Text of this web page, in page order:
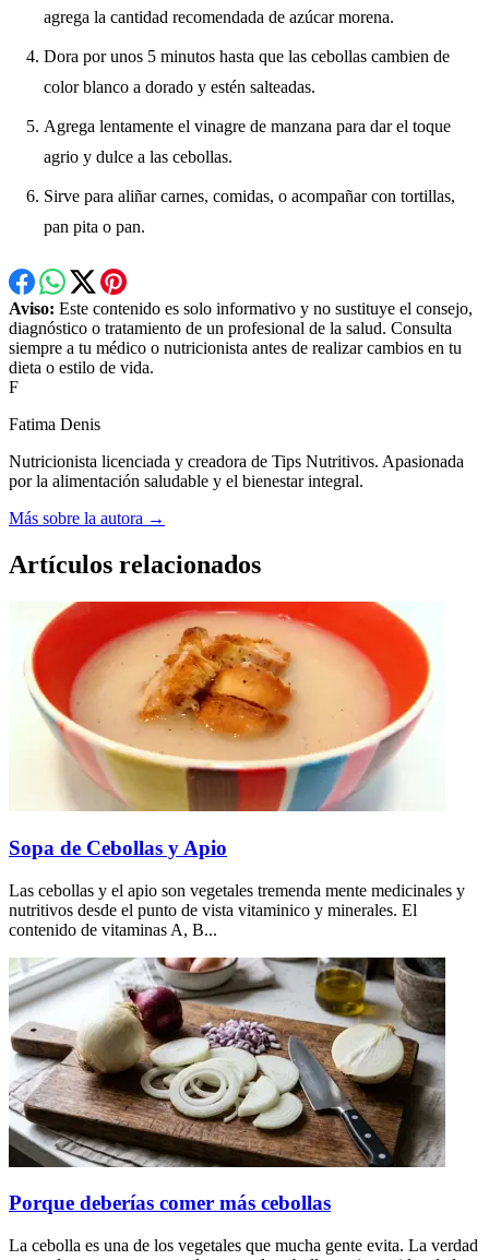
agrega la cantidad recomendada de azúcar morena.
Dora por unos 5 minutos hasta que las cebollas cambien de
color blanco a dorado y estén salteadas.
Agrega lentamente el vinagre de manzana para dar el toque
agrio y dulce a las cebollas.
Sirve para aliñar carnes, comidas, o acompañar con tortillas,
pan pita o pan.
Aviso: Este contenido es solo informativo y no sustituye el consejo,
diagnóstico o tratamiento de un profesional de la salud. Consulta
siempre a tu médico o nutricionista antes de realizar cambios en tu
dieta o estilo de vida.
F
Fatima Denis
Nutricionista licenciada y creadora de Tips Nutritivos. Apasionada
por la alimentación saludable y el bienestar integral.
Más sobre la autora →
Artículos relacionados
Sopa de Cebollas y Apio
Las cebollas y el apio son vegetales tremenda mente medicinales y
nutritivos desde el punto de vista vitaminico y minerales. El
contenido de vitaminas A, B...
Porque deberías comer más cebollas
La cebolla es una de los vegetales que mucha gente evita. La verdad